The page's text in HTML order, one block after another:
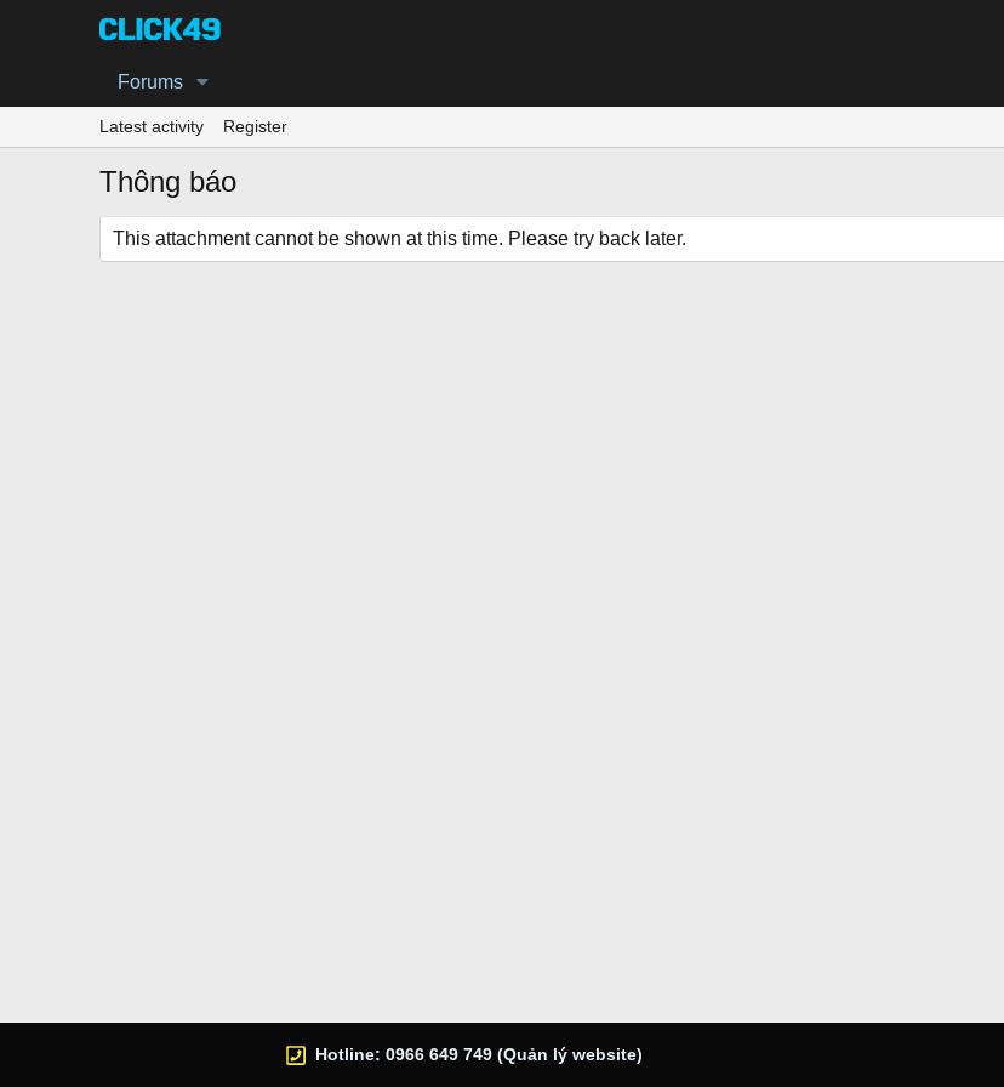
Forums
Latest activity Register
Thông báo
This attachment cannot be shown at this time. Please try back later.
Hotline: 0966 649 749 (Quản lý website)